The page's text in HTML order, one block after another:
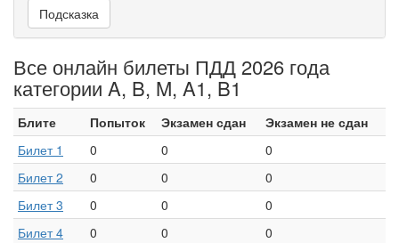
Подсказка
Все онлайн билеты ПДД 2026 года
категории A, B, M, A1, B1
Блите Попыток Экзамен сдан
Экзамен не сдан
Билет 1
0 0
0
Билет 2
0 0
0
Билет 3
0 0
0
Билет 4
0 0
0